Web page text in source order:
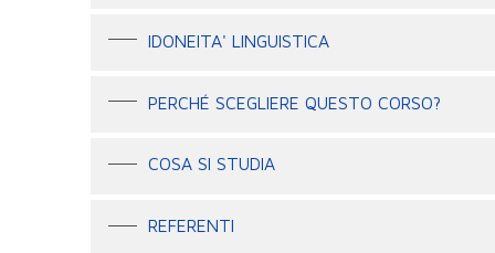
IDONEITA' LINGUISTICA
PERCHÉ SCEGLIERE QUESTO CORSO?
COSA SI STUDIA
REFERENTI